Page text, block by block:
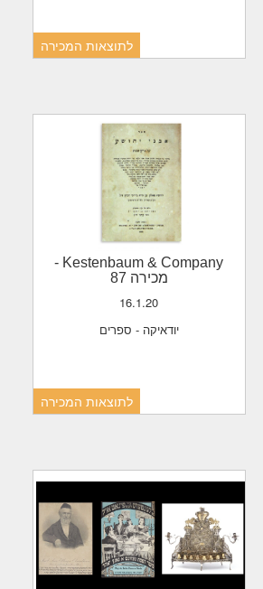
לתוצאות המכירה
Kestenbaum & Company
-
מכירה 87
16.1.20
יודאיקה - ספרים
לתוצאות המכירה